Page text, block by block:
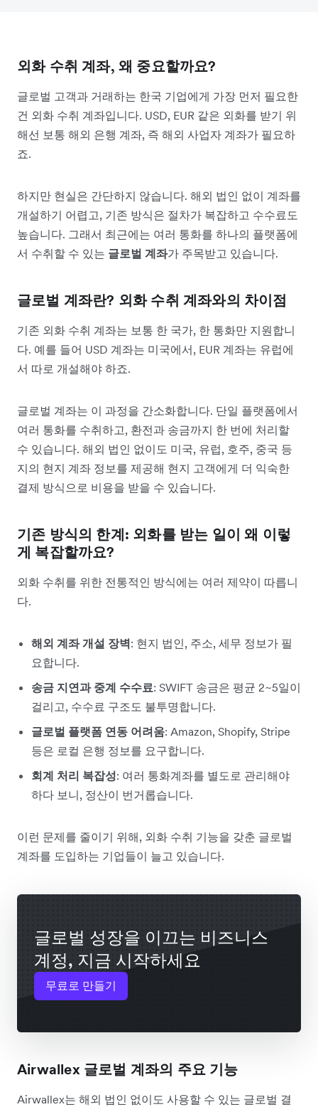
외화 수취 계좌, 왜 중요할까요?
글로벌 고객과 거래하는 한국 기업에게 가장 먼저 필요한
건 외화 수취 계좌입니다. USD, EUR 같은 외화를 받기 위
해선 보통 해외 은행 계좌, 즉 해외 사업자 계좌가 필요하
죠.
하지만 현실은 간단하지 않습니다. 해외 법인 없이 계좌를
개설하기 어렵고, 기존 방식은 절차가 복잡하고 수수료도
높습니다. 그래서 최근에는 여러 통화를 하나의 플랫폼에
서 수취할 수 있는 글로벌 계좌가 주목받고 있습니다.
글로벌 계좌란? 외화 수취 계좌와의 차이점
기존 외화 수취 계좌는 보통 한 국가, 한 통화만 지원합니
다. 예를 들어 USD 계좌는 미국에서, EUR 계좌는 유럽에
서 따로 개설해야 하죠.
글로벌 계좌는 이 과정을 간소화합니다. 단일 플랫폼에서
여러 통화를 수취하고, 환전과 송금까지 한 번에 처리할
수 있습니다. 해외 법인 없이도 미국, 유럽, 호주, 중국 등
지의 현지 계좌 정보를 제공해 현지 고객에게 더 익숙한
결제 방식으로 비용을 받을 수 있습니다.
기존 방식의 한계: 외화를 받는 일이 왜 이렇
게 복잡할까요?
외화 수취를 위한 전통적인 방식에는 여러 제약이 따릅니
다.
해외 계좌 개설 장벽: 현지 법인, 주소, 세무 정보가 필
요합니다.
송금 지연과 중계 수수료: SWIFT 송금은 평균 2~5일이
걸리고, 수수료 구조도 불투명합니다.
글로벌 플랫폼 연동 어려움: Amazon, Shopify, Stripe
등은 로컬 은행 정보를 요구합니다.
회계 처리 복잡성: 여러 통화계좌를 별도로 관리해야
하다 보니, 정산이 번거롭습니다.
이런 문제를 줄이기 위해, 외화 수취 기능을 갖춘 글로벌
계좌를 도입하는 기업들이 늘고 있습니다.
글로벌 성장을 이끄는 비즈니스
계정, 지금 시작하세요
무료로 만들기
Airwallex 글로벌 계좌의 주요 기능
Airwallex는 해외 법인 없이도 사용할 수 있는 글로벌 결